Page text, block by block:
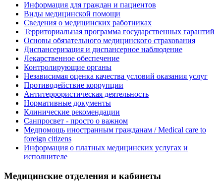
Информация для граждан и пациентов
Виды медицинской помощи
Сведения о медицинских работниках
Территориальная программа государственных гарантий
Основы обязательного медицинского страхования
Диспансеризация и диспансерное наблюдение
Лекарственное обеспечение
Контролирующие органы
Независимая оценка качества условий оказания услуг
Противодействие коррупции
Антитеррористическая деятельность
Нормативные документы
Клинические рекомендации
Санпросвет - просто о важном
Медпомощь иностранным гражданам / Medical care to
foreign citizens
Информация о платных медицинских услугах и
исполнителе
Медицинские отделения и кабинеты